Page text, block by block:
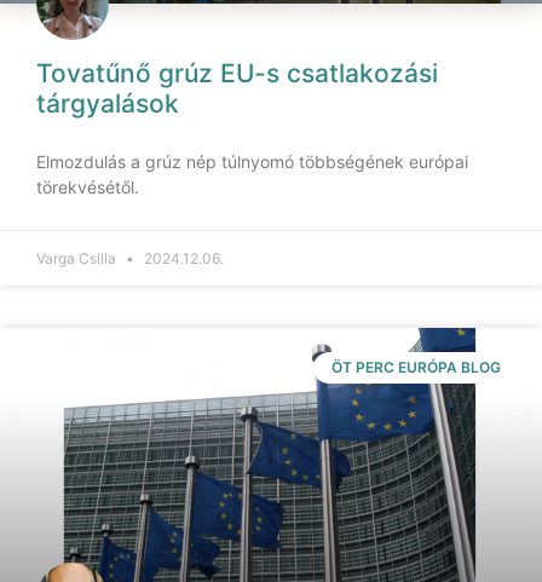
Tovatűnő grúz EU-s csatlakozási
tárgyalások
Elmozdulás a grúz nép túlnyomó többségének európai
törekvésétől.
Varga Csilla 2024.12.06.
ÖT PERC EURÓPA BLOG